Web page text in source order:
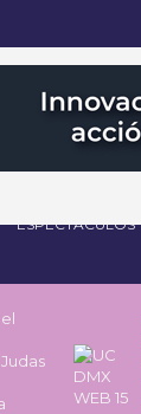
ESPECTÁCULOS